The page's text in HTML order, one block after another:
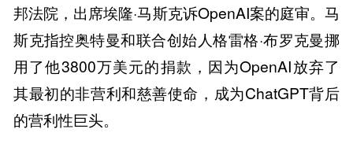
邦法院，出席埃隆·马斯克诉OpenAI案的庭审。马
斯克指控奥特曼和联合创始人格雷格·布罗克曼挪
用了他3800万美元的捐款，因为OpenAI放弃了
其最初的非营利和慈善使命，成为ChatGPT背后
的营利性巨头。